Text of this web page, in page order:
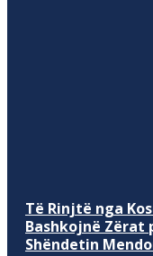
Të Rinjtë nga
Bashkojnë Zërat
Shëndetin